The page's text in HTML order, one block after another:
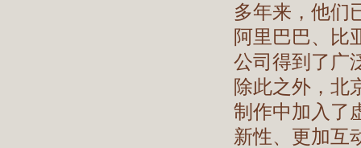
多年来，他们
阿里巴巴、比
公司得到了广
除此之外，北
制作中加入了
新性、更加互